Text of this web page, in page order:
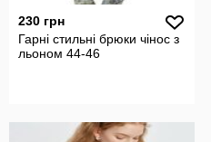
230 грн
Гарні стильні брюки чінос з
льоном 44-46